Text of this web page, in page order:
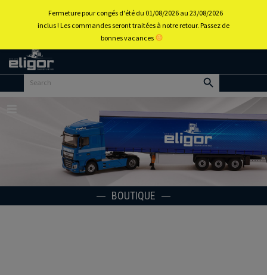
Retour
BOUTIQUE
Fermeture pour congés d'été du 01/08/2026 au 23/08/2026
inclus ! Les commandes seront traitées à notre retour. Passez de
bonnes vacances